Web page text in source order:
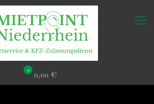
0 0,00 €